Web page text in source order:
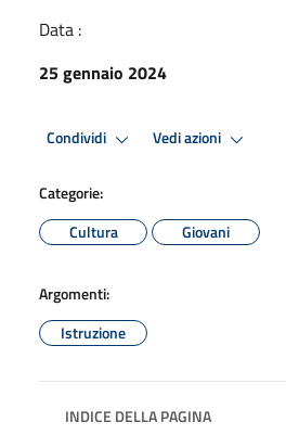
Data :
25 gennaio 2024
Condividi Vedi azioni
Categorie:
Cultura
Giovani
Argomenti:
Istruzione
INDICE DELLA PAGINA